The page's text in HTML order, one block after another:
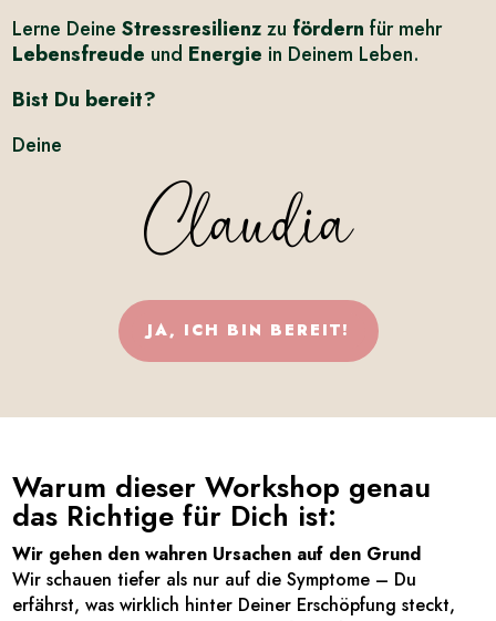
Lerne DeineStressresilienzzu fördern für mehr
Lebensfreude und Energie in Deinem Leben.
Bist Du bereit?
Deine
Claudia
JA, ICH BIN BEREIT!
Warum dieser Workshop genau
das Richtige für Dich ist:
Wir gehen den wahren Ursachen auf den Grund
Wir schauen tiefer als nur auf die Symptome – Du
erfährst, was wirklich hinter Deiner Erschöpfung steckt,